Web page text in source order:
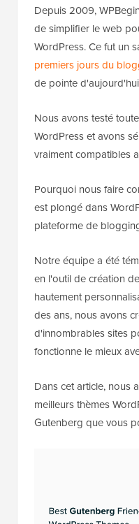
Depuis 2009,
de simplifier le web
WordPress. Ce fut un
premiers jours du
de pointe
Nous avons testé
WordPress et avons
vraiment compatibles
Pourquoi nous faire
est plongé dans
plateforme de
Notre équipe a été
en l'outil de création
hautement
des ans, nous avons
d'innombrables sites
fonctionne le mieux
Dans cet article, nous
meilleurs thèmes
Gutenberg que vous